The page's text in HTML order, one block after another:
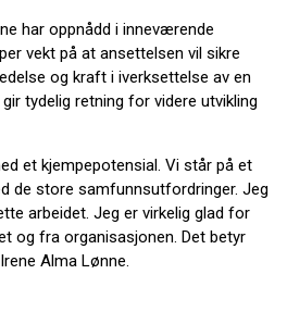
har oppnådd i inneværende
vekt på at ansettelsen vil sikre
og kraft i iverksettelse av en
tydelig retning for videre utvikling
et kjempepotensial. Vi står på et
de store samfunnsutfordringer. Jeg
arbeidet. Jeg er virkelig glad for
og fra organisasjonen. Det betyr
Alma Lønne.